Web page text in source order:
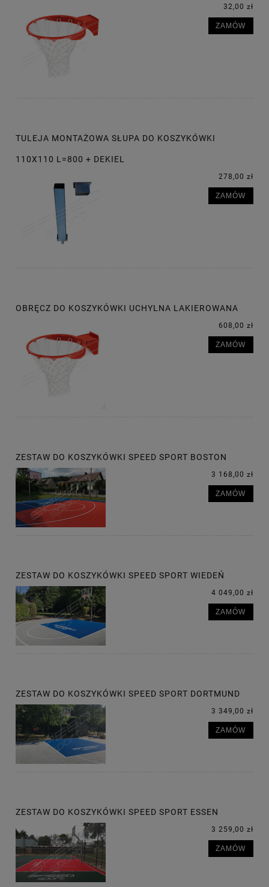
32,00 zł
ZAMÓW
TULEJA MONTAŻOWA SŁUPA DO KOSZYKÓWKI
110X110 L=800 + DEKIEL
278,00 zł
ZAMÓW
OBRĘCZ DO KOSZYKÓWKI UCHYLNA LAKIEROWANA
608,00 zł
ZAMÓW
ZESTAW DO KOSZYKÓWKI SPEED SPORT BOSTON
3 168,00 zł
ZAMÓW
ZESTAW DO KOSZYKÓWKI SPEED SPORT WIEDEŃ
4 049,00 zł
ZAMÓW
ZESTAW DO KOSZYKÓWKI SPEED SPORT DORTMUND
3 349,00 zł
ZAMÓW
ZESTAW DO KOSZYKÓWKI SPEED SPORT ESSEN
3 259,00 zł
ZAMÓW